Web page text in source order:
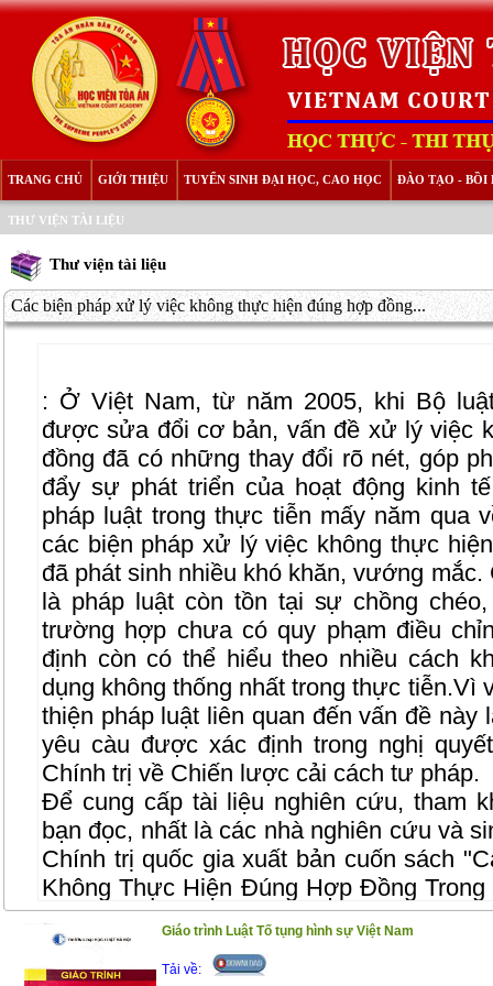
TRANG CHỦ GIỚI THIỆU TUYỂN SINH ĐẠI HỌC, CAO HỌC ĐÀO TẠO - BỒI
THƯ VIỆN TÀI LIỆU
Thư viện tài liệu
Các biện pháp xử lý việc không thực hiện đúng hợp đồng...
: Ở Việt Nam, từ năm 2005, khi Bộ
được sửa đổi cơ bản, vấn đề xử lý việc
đồng đã có những thay đổi rõ nét, góp
đẩy sự phát triển của hoạt động kinh
pháp luật trong thực tiễn mấy năm qua
các biện pháp xử lý việc không thực
đã phát sinh nhiều khó khăn, vướng mắc.
là pháp luật còn tồn tại sự chồng
trường hợp chưa có quy phạm điều
định còn có thể hiểu theo nhiều cách
dụng không thống nhất trong thực tiễn.Vì
thiện pháp luật liên quan đến vấn đề này
yêu càu được xác định trong nghị
Chính trị về Chiến lược cải cách tư pháp.
Để cung cấp tài liệu nghiên cứu, tham
bạn đọc, nhất là các nhà nghiên cứu và
Chính trị quốc gia xuất bản cuốn sách "
Không Thực Hiện Đúng Hợp Đồng Trong
TS. Đỗ Văn Đại. Nội dung của cuốn
từ kết quả nghiên cứu của đề tài khoa
cuốn sách được trình bày một cách có
Giáo trình Luật Tố tụng hình sự Việt Nam
Tải về: